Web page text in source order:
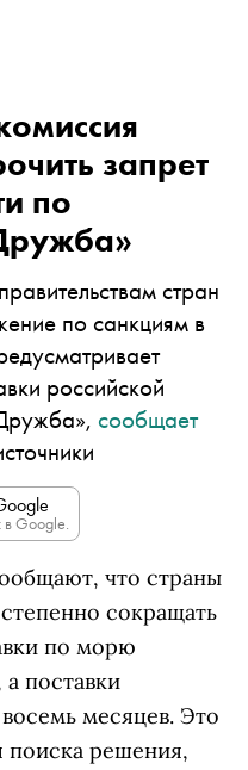
запрет
по
стран
по санкциям в
российской
сообщает
в Google.
что страны
сокращать
по морю
а поставки
месяцев. Это
поиска решения,